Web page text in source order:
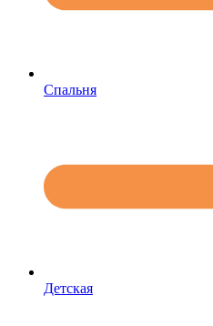
Спальня
Детская